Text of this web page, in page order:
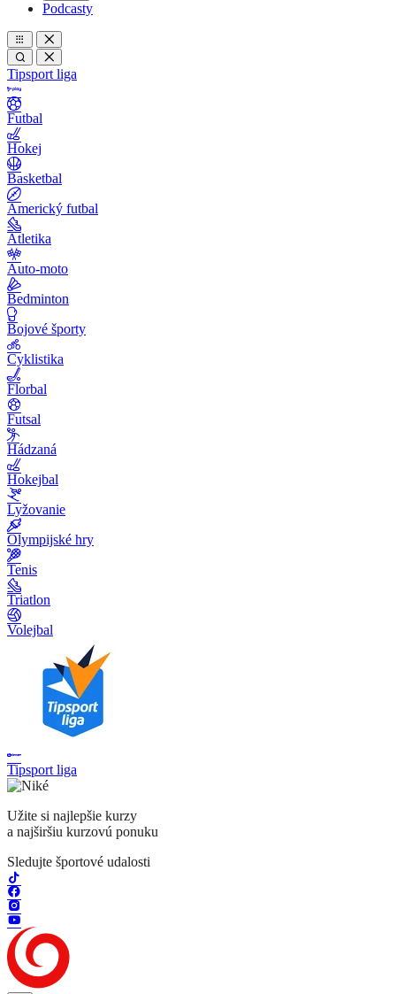
Podcasty
Tipsport liga
Futbal
Hokej
Basketbal
Americký futbal
Atletika
Auto-moto
Bedminton
Bojové športy
Cyklistika
Florbal
Futsal
Hádzaná
Hokejbal
Lyžovanie
Olympijské hry
Tenis
Triatlon
Volejbal
Tipsport liga
Užite si najlepšie kurzy
a najširšiu kurzovú ponuku
Sledujte športové udalosti